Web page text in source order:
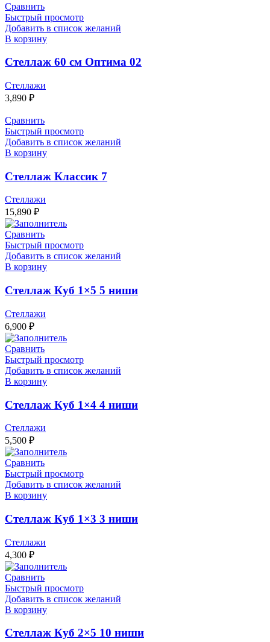
Сравнить
Быстрый просмотр
Добавить в список желаний
В корзину
Стеллаж 60 см Оптима 02
Стеллажи
3,890 ₽
Сравнить
Быстрый просмотр
Добавить в список желаний
В корзину
Стеллаж Классик 7
Стеллажи
15,890 ₽
Сравнить
Быстрый просмотр
Добавить в список желаний
В корзину
Стеллаж Куб 1×5 5 ниши
Стеллажи
6,900 ₽
Сравнить
Быстрый просмотр
Добавить в список желаний
В корзину
Стеллаж Куб 1×4 4 ниши
Стеллажи
5,500 ₽
Сравнить
Быстрый просмотр
Добавить в список желаний
В корзину
Стеллаж Куб 1×3 3 ниши
Стеллажи
4,300 ₽
Сравнить
Быстрый просмотр
Добавить в список желаний
В корзину
Стеллаж Куб 2×5 10 ниши